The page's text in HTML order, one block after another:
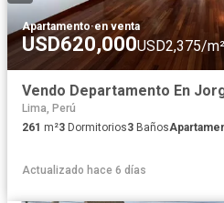
Apartamento·en venta
USD620,000USD2,375/m²
Vendo Departamento En
Lima, Perú
261 m²3 Dormitorios3 Baños
Actualizado hace 6 días